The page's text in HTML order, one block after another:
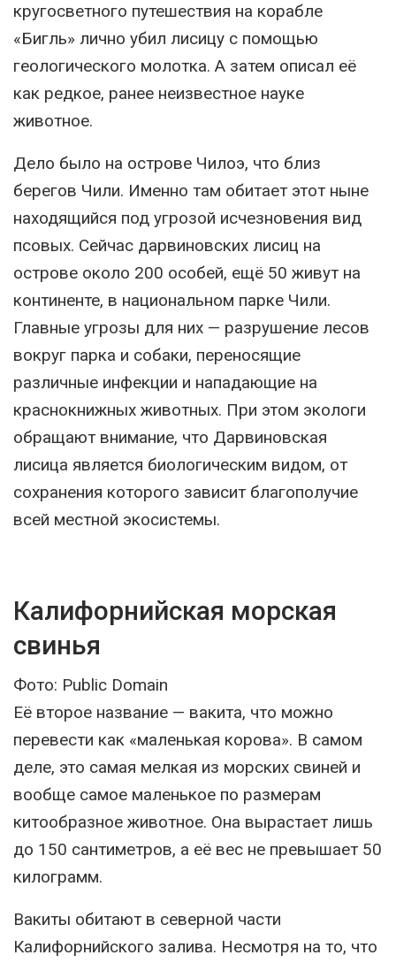
кругосветного путешествия на корабле
«Бигль» лично убил лисицу с помощью
геологического молотка. А затем описал её
как редкое, ранее неизвестное науке
животное.
Дело было на острове Чилоэ, что близ
берегов Чили. Именно там обитает этот ныне
находящийся под угрозой исчезновения вид
псовых. Сейчас дарвиновских лисиц на
острове около 200 особей, ещё 50 живут на
континенте, в национальном парке Чили.
Главные угрозы для них — разрушение лесов
вокруг парка и собаки, переносящие
различные инфекции и нападающие на
краснокнижных животных. При этом экологи
обращают внимание, что Дарвиновская
лисица является биологическим видом, от
сохранения которого зависит благополучие
всей местной экосистемы.
Калифорнийская морская
свинья
Фото: Public Domain
Её второе название — вакита, что можно
перевести как «маленькая корова». В самом
деле, это самая мелкая из морских свиней и
вообще самое маленькое по размерам
китообразное животное. Она вырастает лишь
до 150 сантиметров, а её вес не превышает 50
килограмм.
Вакиты обитают в северной части
Калифорнийского залива. Несмотря на то, что